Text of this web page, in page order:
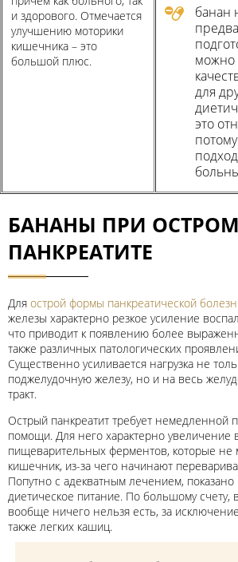
и здорового. Отмечается
улучшению моторики
кишечника – это
большой плюс.
банан
можно
для
это
БАНАНЫ ПРИ ОСТРОМ
ПАНКРЕАТИТЕ
Для острой формы панкреатической
железы характерно резкое усиление
что приводит к появлению более
также различных патологических
Существенно усиливается нагрузка не
поджелудочную железу, но и на весь
тракт.
Острый панкреатит требует немедленной
помощи. Для него характерно увеличение
пищеварительных ферментов, которые не
кишечник, из-за чего начинают
Попутно с адекватным лечением,
диетическое питание. По большому счету,
вообще ничего нельзя есть, за
также легких кашиц.